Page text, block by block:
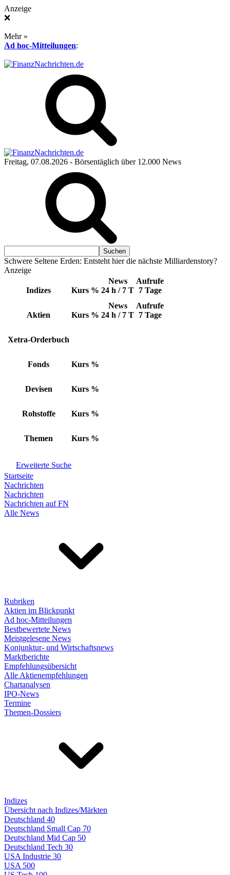
Anzeige
❌
Mehr »
Ad hoc-Mitteilungen:
Freitag, 07.08.2026 - Börsentäglich über 12.000 News
Schwere Seltene Erden: Entsteht hier die nächste Milliardenstory?
Anzeige
Indizes Kurs %
News
24 h / 7 T
Aufrufe
7 Tage
Aktien Kurs %
News
24 h / 7 T
Aufrufe
7 Tage
Xetra-Orderbuch
Fonds Kurs %
Devisen Kurs %
Rohstoffe Kurs %
Themen Kurs %
Erweiterte Suche
Startseite
Nachrichten
Nachrichten
Nachrichten auf FN
Alle News
Rubriken
Aktien im Blickpunkt
Ad hoc-Mitteilungen
Bestbewertete News
Meistgelesene News
Konjunktur- und Wirtschaftsnews
Marktberichte
Empfehlungsübersicht
Alle Aktienempfehlungen
Chartanalysen
IPO-News
Termine
Themen-Dossiers
Indizes
Übersicht nach Indizes/Märkten
Deutschland 40
Deutschland Small Cap 70
Deutschland Mid Cap 50
Deutschland Tech 30
USA Industrie 30
USA 500